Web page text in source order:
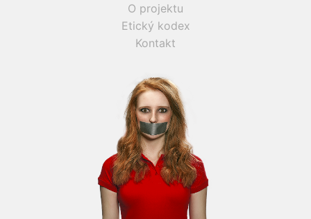
O projektu
Etický kodex
Kontakt